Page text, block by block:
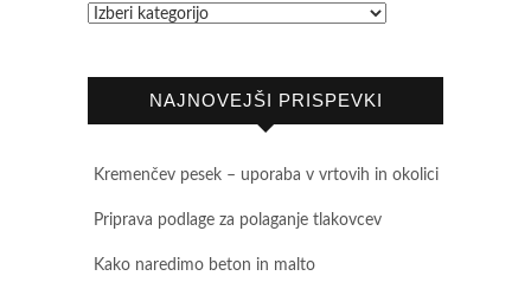
NAJNOVEJŠI PRISPEVKI
Kremenčev pesek – uporaba v vrtovih in okolici
Priprava podlage za polaganje tlakovcev
Kako naredimo beton in malto